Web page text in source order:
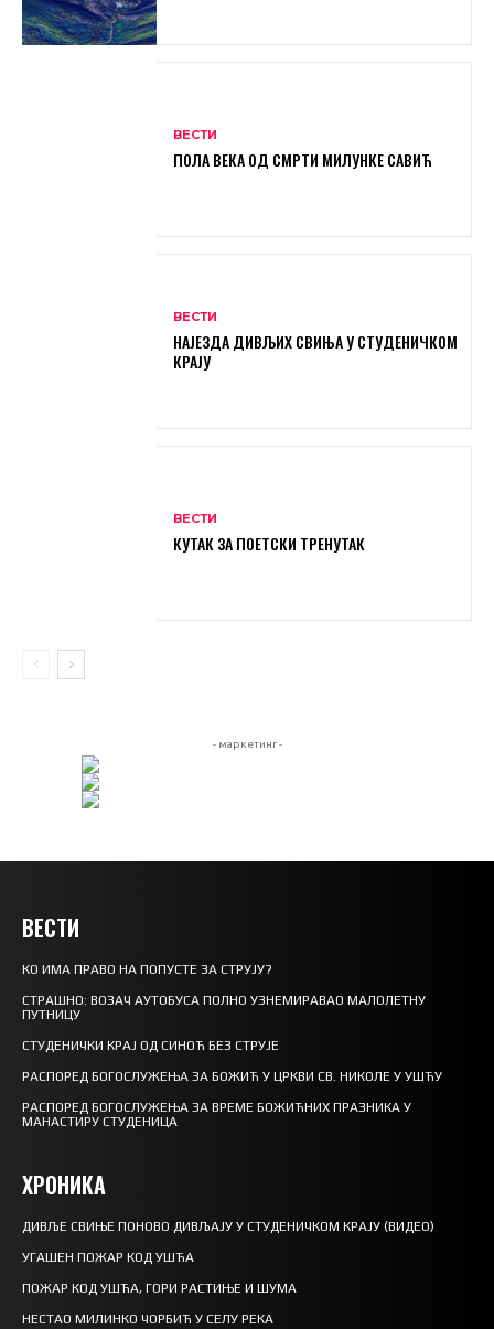
ВЕСТИ
ПОЛА ВЕКА ОД СМРТИ МИЛУНКЕ САВИЋ
ВЕСТИ
НАЈЕЗДА ДИВЉИХ СВИЊА У СТУДЕНИЧКОМ
КРАЈУ
ВЕСТИ
КУТАК ЗА ПОЕТСКИ ТРЕНУТАК
- маркетинг -
ВЕСТИ
КО ИМА ПРАВО НА ПОПУСТЕ ЗА СТРУЈУ?
СТРАШНО: ВОЗАЧ АУТОБУСА ПОЛНО УЗНЕМИРАВАО МАЛОЛЕТНУ
ПУТНИЦУ
СТУДЕНИЧКИ КРАЈ ОД СИНОЋ БЕЗ СТРУЈЕ
РАСПОРЕД БОГОСЛУЖЕЊА ЗА БОЖИЋ У ЦРКВИ СВ. НИКОЛЕ У УШЋУ
РАСПОРЕД БОГОСЛУЖЕЊА ЗА ВРЕМЕ БОЖИЋНИХ ПРАЗНИКА У
МАНАСТИРУ СТУДЕНИЦА
ХРОНИКА
ДИВЉЕ СВИЊЕ ПОНОВО ДИВЉАЈУ У СТУДЕНИЧКОМ КРАЈУ (ВИДЕО)
УГАШЕН ПОЖАР КОД УШЋА
ПОЖАР КОД УШЋА, ГОРИ РАСТИЊЕ И ШУМА
НЕСТАО МИЛИНКО ЧОРБИЋ У СЕЛУ РЕКА